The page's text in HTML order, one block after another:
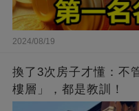
2024/08/19
換了3次房子才懂：不
樓層」，都是教訓！